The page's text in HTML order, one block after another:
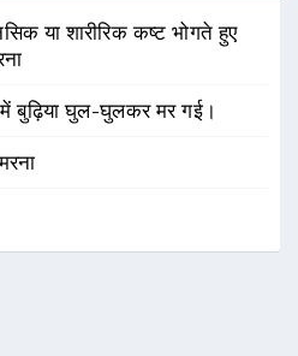
या शारीरिक कष्ट भोगते हुए
बुढ़िया घुल-घुलकर मर गई।